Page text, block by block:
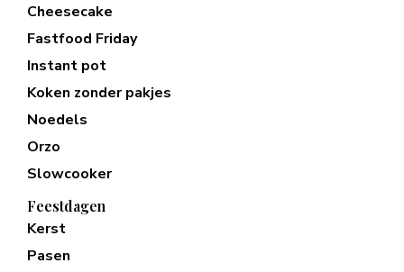
Cheesecake
Fastfood Friday
Instant pot
Koken zonder pakjes
Noedels
Orzo
Slowcooker
Feestdagen
Kerst
Pasen